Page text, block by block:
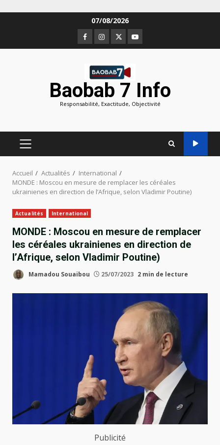
07/08/2026
Facebook
Instagram
TwitterYoutube
Baobab 7 Info
Responsabilité, Exactitude, Objectivité
MENU
PRINCIPAL
Accueil Actualités
International
MONDE : Moscou en mesure de remplacer les céréales
ukrainienes en direction de l’Afrique, selon Vladimir Poutine)
Actualités International
MONDE : Moscou en mesure de remplacer
les céréales ukrainienes en direction de
l’Afrique, selon Vladimir Poutine)
Mamadou Souaibou 25/07/2023 2 min de lecture
Publicité